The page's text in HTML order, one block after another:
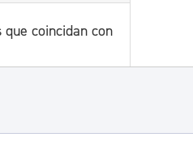
coincidan con